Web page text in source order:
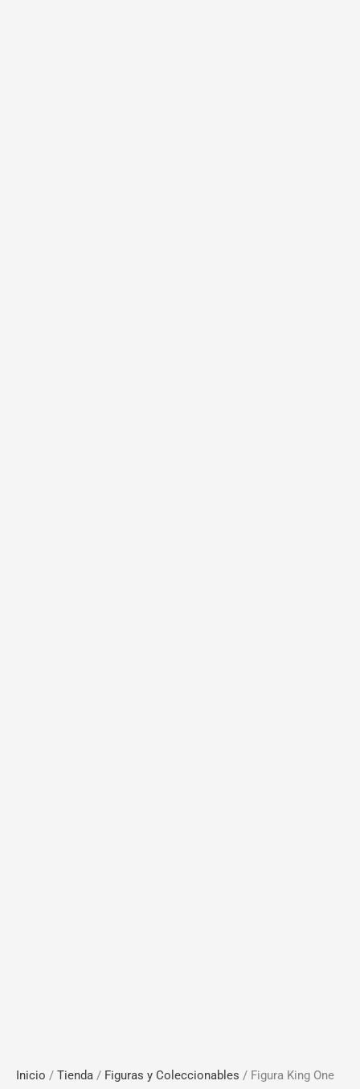
Inicio / Tienda / Figuras y Coleccionables / Figura King One